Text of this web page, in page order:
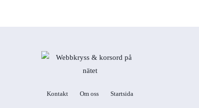
Kontakt Om oss Startsida